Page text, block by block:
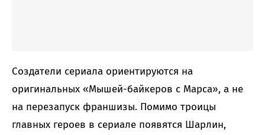
Создатели сериала ориентируются на
оригинальных «Мышей-байкеров с Марса», а не
на перезапуск франшизы. Помимо троицы
главных героев в сериале появятся Шарлин,